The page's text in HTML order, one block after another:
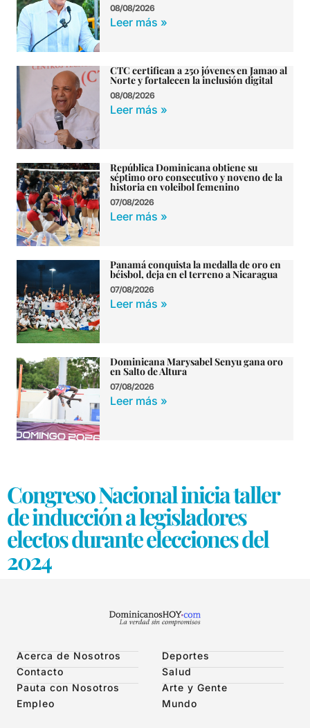
08/08/2026
Leer más »
CTC certifican a 250 jóvenes en Jamao al
Norte y fortalecen la inclusión digital
08/08/2026
Leer más »
República Dominicana obtiene su
séptimo oro consecutivo y noveno de la
historia en voleibol femenino
07/08/2026
Leer más »
Panamá conquista la medalla de oro en
béisbol, deja en el terreno a Nicaragua
07/08/2026
Leer más »
Dominicana Marysabel Senyu gana oro
en Salto de Altura
07/08/2026
Leer más »
Congreso Nacional inicia taller
de inducción a legisladores
electos durante elecciones del
2024
Acerca de Nosotros
Contacto
Pauta con Nosotros
Empleo
Deportes
Salud
Arte y Gente
Mundo